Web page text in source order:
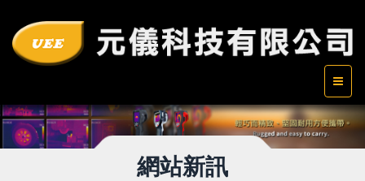
網站新訊